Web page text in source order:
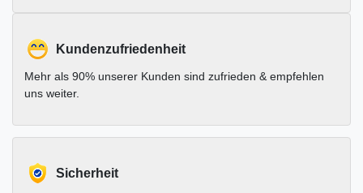
Kundenzufriedenheit
Mehr als 90% unserer Kunden sind zufrieden & empfehlen
uns weiter.
Sicherheit